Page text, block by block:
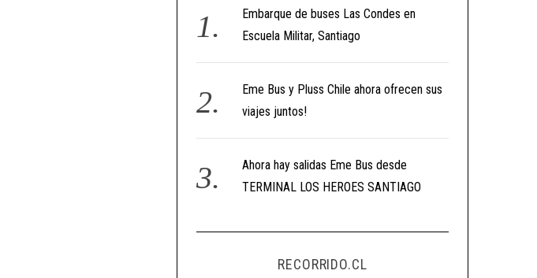
Embarque de buses Las Condes en
Escuela Militar, Santiago
Eme Bus y Pluss Chile ahora ofrecen sus
viajes juntos!
Ahora hay salidas Eme Bus desde
TERMINAL LOS HEROES SANTIAGO
RECORRIDO.CL